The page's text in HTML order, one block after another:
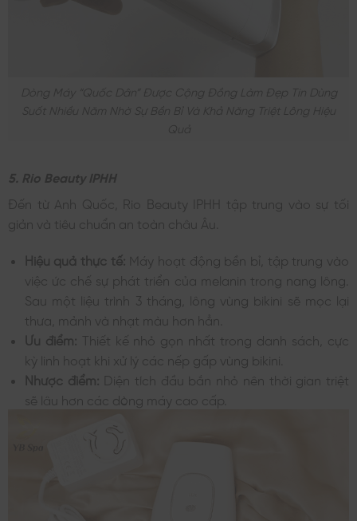
Dòng Máy “quốc Dân” Được Cộng Đồng Làm Đẹp Tin Dùng
Suốt Nhiều Năm Nhờ Sự Bền Bỉ Và Khả Năng Triệt Lông Hiệu
5. Rio Beauty IPHH
Đến từ Anh Quốc, Rio Beauty IPHH tập trung vào sự tối
giản và tiêu chuẩn an toàn châu Âu.
Hiệu quả thực tế: Máy hoạt động bền bỉ, tập trung vào
việc ức chế sự phát triển của melanin trong nang lông.
Sau một liệu trình 3 tháng, lông vùng bikini sẽ mọc lại
thưa, mảnh và nhạt màu hơn hẳn.
Ưu điểm: Thiết kế nhỏ gọn nhất trong danh sách, cực
kỳ linh hoạt khi xử lý các nếp gấp vùng bikini.
Nhược điểm: Diện tích đầu bắn nhỏ nên thời gian triệt
sẽ lâu hơn các dòng máy cao cấp.